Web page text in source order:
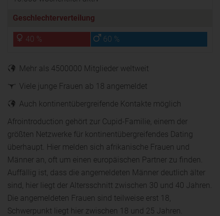
Geschlechterverteilung
40 % 60 %
Mehr als 4500000 Mitglieder weltweit
Viele junge Frauen ab 18 angemeldet
Auch kontinentübergreifende Kontakte möglich
Afrointroduction gehört zur Cupid-Familie, einem der
größten Netzwerke für kontinentübergreifendes Dating
überhaupt. Hier melden sich afrikanische Frauen und
Männer an, oft um einen europäischen Partner zu finden.
Auffällig ist, dass die angemeldeten Männer deutlich älter
sind, hier liegt der Altersschnitt zwischen 30 und 40 Jahren.
Die angemeldeten Frauen sind teilweise erst 18,
Schwerpunkt liegt hier zwischen 18 und 25 Jahren.